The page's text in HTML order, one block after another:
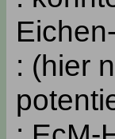
: (hier